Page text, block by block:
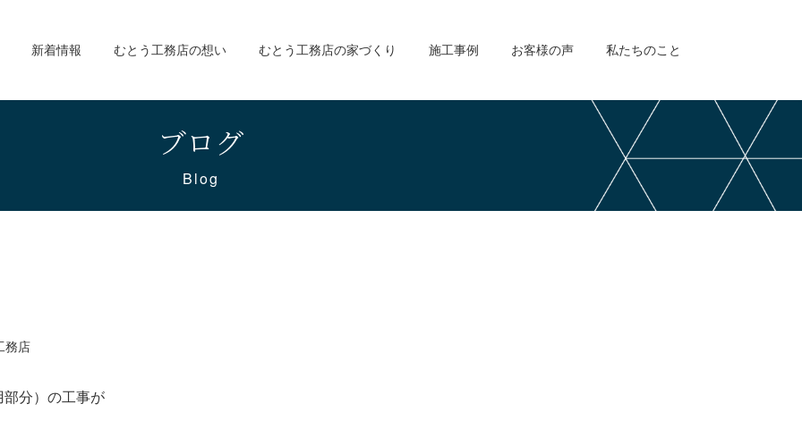
新着情報 むとう工務店の想い むとう工務店の家づくり 施工事例 お客様の声 私たちのこと
ブログ
Blog
務店
分）の工事が